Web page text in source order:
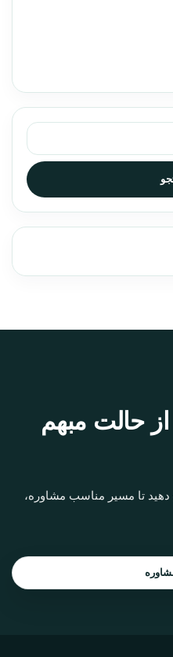
حالت مبهم
دهید تا مسیر مناسب مشاوره،